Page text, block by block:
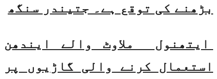
بڑھنے کی توقع ہے۔ جتیندر سنگھ
ایتھنول ملاوٹ والے ایندھن
استعمال کرنے والی گاڑیوں پر